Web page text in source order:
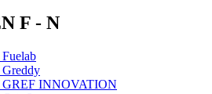
F - N
GREF INNOVATION